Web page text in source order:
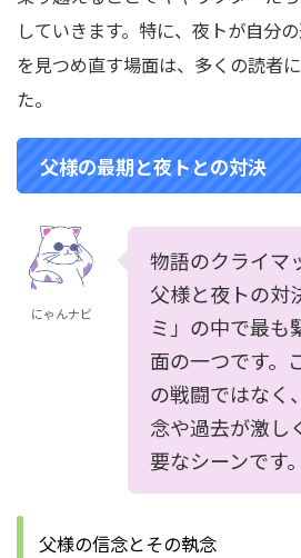
していきます。特に、夜トが自分
を見つめ直す場面は、多くの読者
た。
父様の最期と夜トとの対決
にゃんナビ
物語のクライマ
父様と夜トの対
ミ」の中で最も
面の一つです。
の戦闘ではなく
念や過去が激し
要なシーンです。
父様の信念とその執念